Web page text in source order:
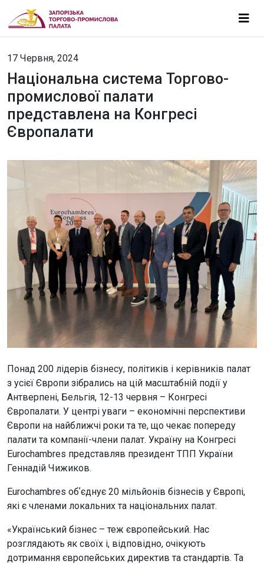
17 Червня, 2024
Національна система Торгово-
промислової палати
представлена на Конгресі
Європалати
Понад 200 лідерів бізнесу, політиків і керівників палат
з усієї Європи зібрались на цій масштабній події у
Антверпені, Бельгія, 12-13 червня – Конгресі
Європалати. У центрі уваги – економічні перспективи
Європи на найближчі роки та те, що чекає попереду
палати та компанії-члени палат. Україну на Конгресі
Eurochambres представляв президент ТПП України
Геннадій Чижиков.
Eurochambres обʼєднує 20 мільйонів бізнесів у Європі,
які є членами локальних та національних палат.
«Український бізнес – теж європейський. Нас
розглядають як своїх і, відповідно, очікують
дотримання європейських директив та стандартів. Та